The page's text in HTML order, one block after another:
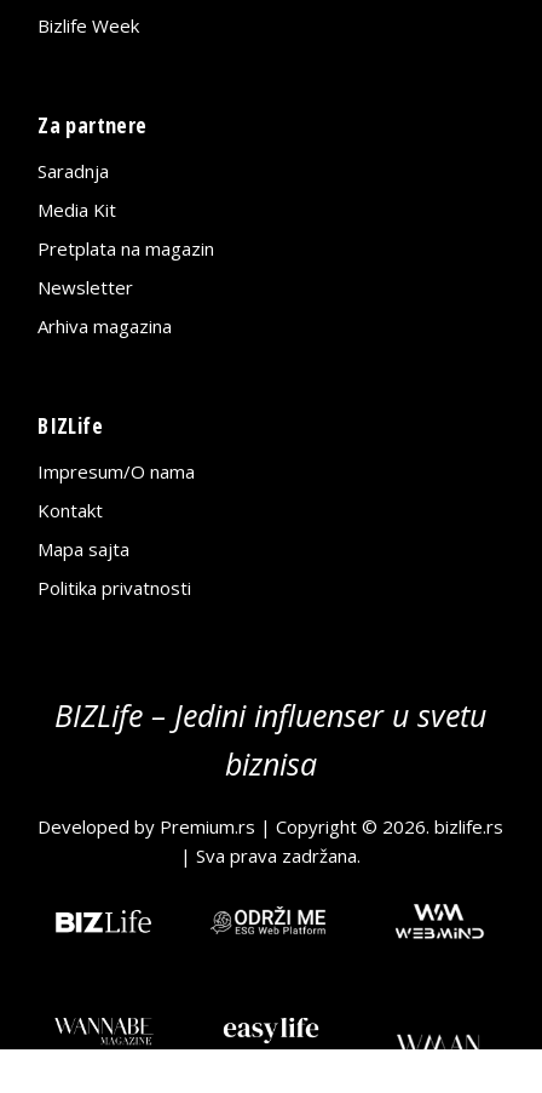
Bizlife Week
Za partnere
Saradnja
Media Kit
Pretplata na magazin
Newsletter
Arhiva magazina
BIZLife
Impresum/O nama
Kontakt
Mapa sajta
Politika privatnosti
BIZLife – Jedini influenser u svetu
biznisa
Developed by Premium.rs | Copyright © 2026.bizlife.rs
| Sva prava zadržana.